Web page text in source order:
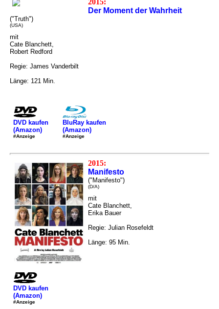
2015:
Der Moment der Wahrheit
("Truth")
(USA)
mit
Cate Blanchett,
Robert Redford
Regie: James Vanderbilt
Länge: 121 Min.
DVD kaufen
(Amazon)
#Anzeige
BluRay kaufen
(Amazon)
#Anzeige
2015:
Manifesto
("Manifesto")
(D/A)
mit
Cate Blanchett,
Erika Bauer
Regie: Julian Rosefeldt
Länge: 95 Min.
DVD kaufen
(Amazon)
#Anzeige